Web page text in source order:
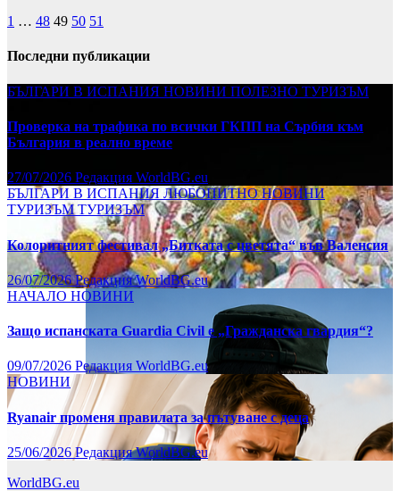
Разделяне
на
на
страници
1 … 48 49 50 51
Последни публикации
БЪЛГАРИ В ИСПАНИЯ НОВИНИ ПОЛЕЗНО ТУРИЗЪМ
Проверка на трафика по всички ГКПП на Сърбия към
България в реално време
27/07/2026 Редакция WorldBG.eu
БЪЛГАРИ В ИСПАНИЯ ЛЮБОПИТНОНОВИНИ
ТУРИЗЪМТУРИЗЪМ
Колоритният фестивал „Битката с цветята“ във Валенсия
26/07/2026Редакция WorldBG.eu
НАЧАЛО НОВИНИ
Защо испанската Guardia Civil е „Гражданска гвардия“?
09/07/2026 Редакция WorldBG.eu
НОВИНИ
Ryanair променя правилата за пътуване с деца
25/06/2026Редакция WorldBG.eu
WorldBG.eu